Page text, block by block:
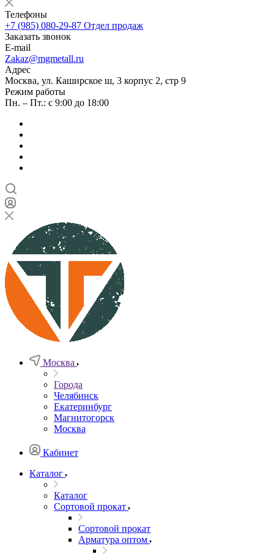
Телефоны
+7 (985) 080-29-87 Отдел продаж
Заказать звонок
E-mail
Zakaz@mgmetall.ru
Адрес
Москва, ул. Каширское ш, 3 корпус 2, стр 9
Режим работы
Пн. – Пт.: с 9:00 до 18:00
Москва
Города
Челябинск
Екатеринбург
Магнитогорск
Москва
Кабинет
Каталог
Каталог
Сортовой прокат
Сортовой прокат
Арматура оптом